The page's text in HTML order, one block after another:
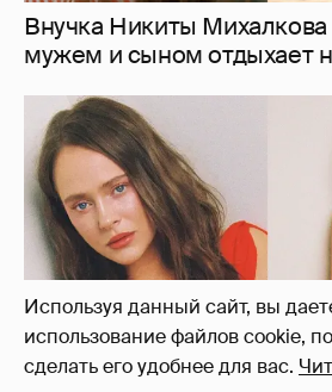
Используя данный сайт, вы
использование файлов cookie,
сделать его удобнее для вас.
"Лолита". Аглая Тарасова
платье с декольте и чулках